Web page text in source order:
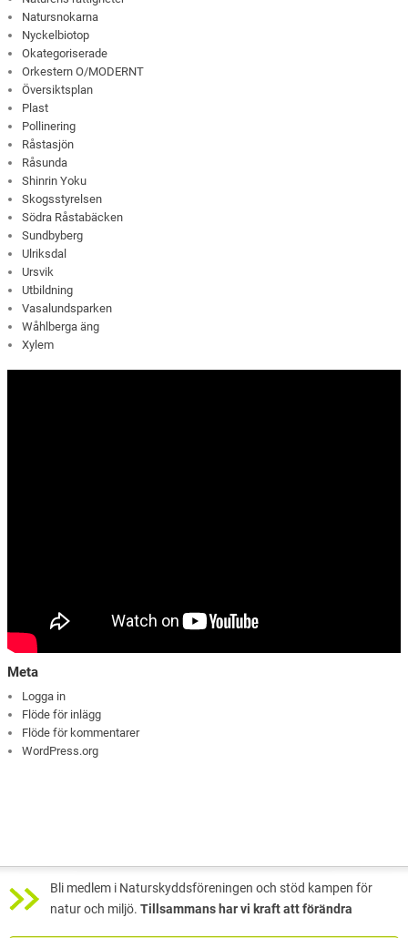
Natursnokarna
Nyckelbiotop
Okategoriserade
Orkestern O/MODERNT
Översiktsplan
Plast
Pollinering
Råstasjön
Råsunda
Shinrin Yoku
Skogsstyrelsen
Södra Råstabäcken
Sundbyberg
Ulriksdal
Ursvik
Utbildning
Vasalundsparken
Wåhlberga äng
Xylem
Meta
Logga in
Flöde för inlägg
Flöde för kommentarer
WordPress.org
Bli medlem i Naturskyddsföreningen och stöd kampen för
natur och miljö. Tillsammans har vi kraft att förändra